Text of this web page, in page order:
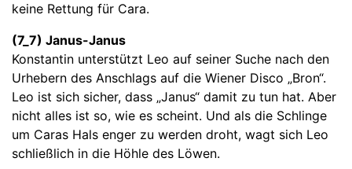
keine Rettung für Cara.
(7_7) Janus-Janus
Konstantin unterstützt Leo auf seiner Suche nach den
Urhebern des Anschlags auf die Wiener Disco „Bron“.
Leo ist sich sicher, dass „Janus“ damit zu tun hat. Aber
nicht alles ist so, wie es scheint. Und als die Schlinge
um Caras Hals enger zu werden droht, wagt sich Leo
schließlich in die Höhle des Löwen.